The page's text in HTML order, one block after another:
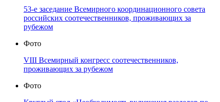
53-е заседание Всемирного координационного совета
российских соотечественников, проживающих за
рубежом
Фото
VIII Всемирный конгресс соотечественников,
проживающих за рубежом
Фото